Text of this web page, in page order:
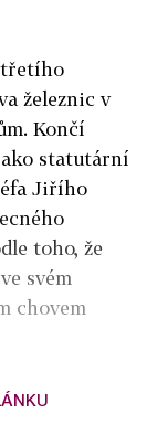
třetího
železnic v
Končí
statutární
Jiřího
toho, že
svém
chovem